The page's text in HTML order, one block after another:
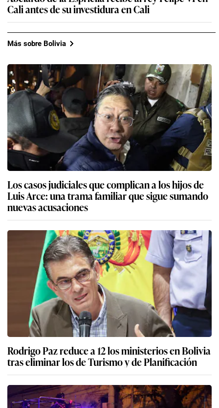
Cali antes de su investidura en Cali
Más sobre Bolivia
Los casos judiciales que complican a los hijos de
Luis Arce: una trama familiar que sigue sumando
nuevas acusaciones
Rodrigo Paz reduce a 12 los ministerios en Bolivia
tras eliminar los de Turismo y de Planificación